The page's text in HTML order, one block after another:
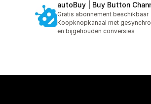
autoBuy | Buy Button
Gratis abonnement beschikbaar
Koopknopkanaal met
en bijgehouden conversies